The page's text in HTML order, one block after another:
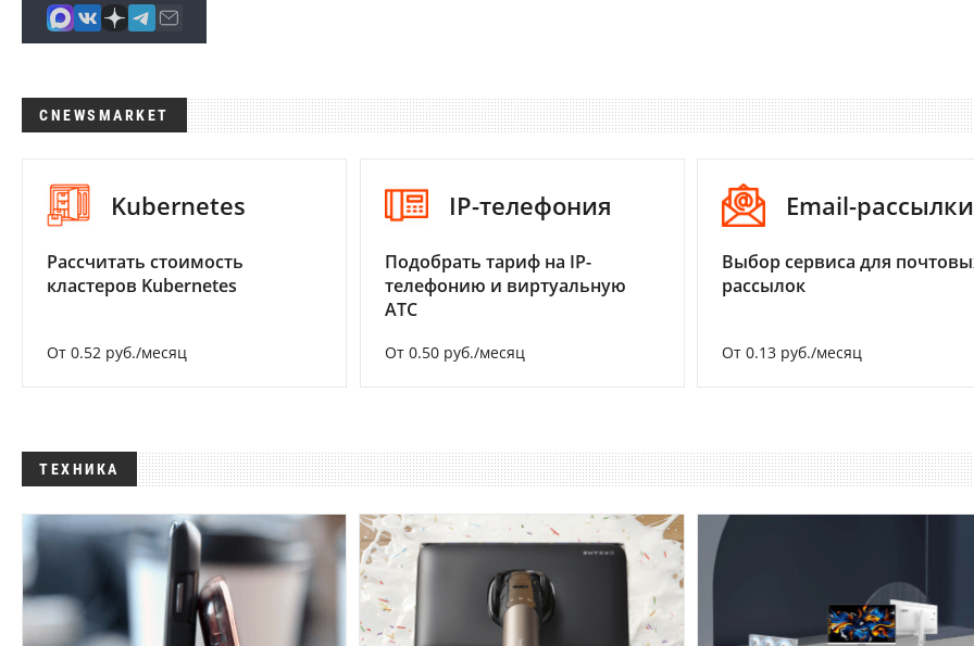
CNEWSMARKET
Kubernetes
Рассчитать стоимость
кластеров Kubernetes
От 0.52 руб./месяц
IP-телефония
Подобрать тариф на IP-
телефонию и виртуальную
АТС
От 0.50 руб./месяц
Email-рассылки
Выбор сервиса для
рассылок
От 0.13 руб./месяц
ТЕХНИКА